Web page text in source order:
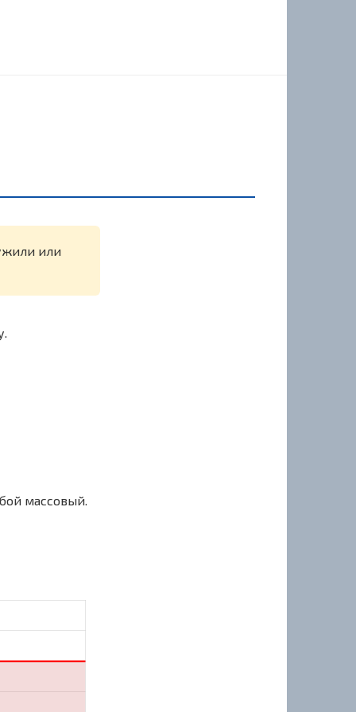
или
массовый.